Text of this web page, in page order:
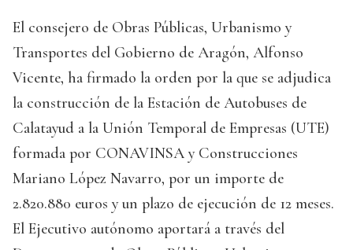
El consejero de Obras Públicas, Urbanismo y
Transportes del Gobierno de Aragón, Alfonso
Vicente, ha firmado la orden por la que se adjudica
la construcción de la Estación de Autobuses de
Calatayud a la Unión Temporal de Empresas (UTE)
formada por CONAVINSA y Construcciones
Mariano López Navarro, por un importe de
2.820.880 euros y un plazo de ejecución de 12 meses.
El Ejecutivo autónomo aportará a través del